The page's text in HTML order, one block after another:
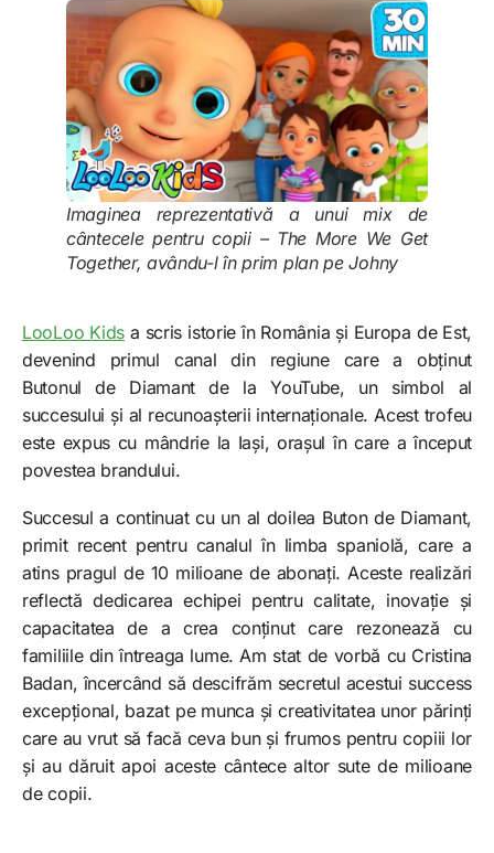
Imaginea reprezentativă a unui mix de
cântecele pentru copii – The More We Get
Together, avându-l în prim plan pe Johny
LooLoo Kidsa scris istorie în România și Europa de Est,
devenind primul canal din regiune care a obținut
Butonul de Diamant de la YouTube, un simbol al
succesului și al recunoașterii internaționale. Acest trofeu
este expus cu mândrie la Iași, orașul în care a început
povestea brandului.
Succesul a continuat cu un al doilea Buton de Diamant,
primit recent pentru canalul în limba spaniolă, care a
atins pragul de 10 milioane de abonați. Aceste realizări
reflectă dedicarea echipei pentru calitate, inovație și
capacitatea de a crea conținut care rezonează cu
familiile din întreaga lume. Am stat de vorbă cu Cristina
Badan, încercând să descifrăm secretul acestui success
excepțional, bazat pe munca și creativitatea unor părinți
care au vrut să facă ceva bun și frumos pentru copiii lor
și au dăruit apoi aceste cântece altor sute de milioane
de copii.